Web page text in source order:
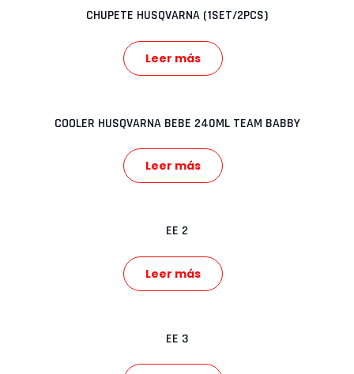
CHUPETE HUSQVARNA (1SET/2PCS)
Leer más
COOLER HUSQVARNA BEBE 240ML TEAM BABBY
Leer más
EE 2
Leer más
EE 3